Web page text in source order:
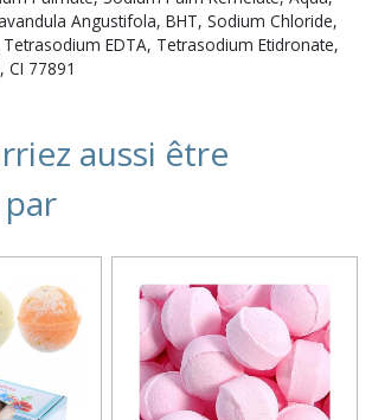
Angustifola, BHT, Sodium Chloride,
EDTA, Tetrasodium Etidronate,
77891
aussi être